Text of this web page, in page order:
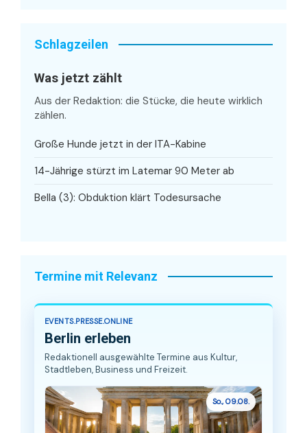
Schlagzeilen
Was jetzt zählt
Aus der Redaktion: die Stücke, die heute wirklich
zählen.
Große Hunde jetzt in der ITA-Kabine
14-Jährige stürzt im Latemar 90 Meter ab
Bella (3): Obduktion klärt Todesursache
Termine mit Relevanz
EVENTS.PRESSE.ONLINE
Berlin erleben
Redaktionell ausgewählte Termine aus Kultur,
Stadtleben, Business und Freizeit.
So., 09.08.